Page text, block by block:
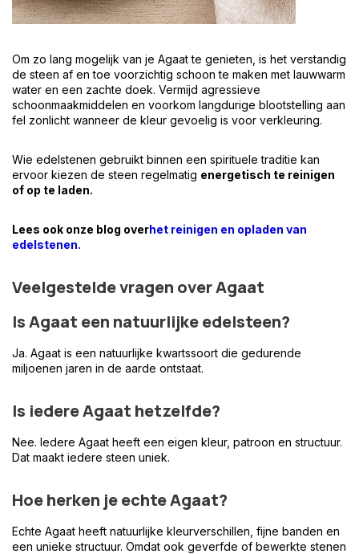
Om zo lang mogelijk van je Agaat te genieten, is het verstandig
de steen af en toe voorzichtig schoon te maken met lauwwarm
water en een zachte doek. Vermijd agressieve
schoonmaakmiddelen en voorkom langdurige blootstelling aan
fel zonlicht wanneer de kleur gevoelig is voor verkleuring.
Wie edelstenen gebruikt binnen een spirituele traditie kan
ervoor kiezen de steen regelmatig energetisch te reinigen
of op te laden.
Lees ook onze blog overhet reinigen en opladen van
edelstenen.
Veelgestelde vragen over Agaat
Is Agaat een natuurlijke edelsteen?
Ja. Agaat is een natuurlijke kwartssoort die gedurende
miljoenen jaren in de aarde ontstaat.
Is iedere Agaat hetzelfde?
Nee. Iedere Agaat heeft een eigen kleur, patroon en structuur.
Dat maakt iedere steen uniek.
Hoe herken je echte Agaat?
Echte Agaat heeft natuurlijke kleurverschillen, fijne banden en
een unieke structuur. Omdat ook geverfde of bewerkte stenen